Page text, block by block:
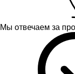
Мы отвечаем за